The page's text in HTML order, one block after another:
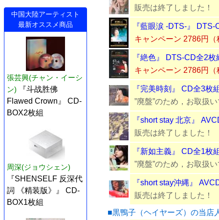
中国大陸アーティスト
最新オススメ商品
張芸興(チャン・イーシ
ン)
『斗战胜佛
Flawed Crown』 CD-
BOX2枚組
周深(ジョウシェン)
『SHENSELF 反深代
詞 《精装版》』 CD-
BOX1枚組
販売は終了しました！
『藍眼涙 -DTS-』 DTS-
キャンペーン 2786円（
『絶色』 DTS-CD全2枚
キャンペーン 2786円（
『完美時刻』 CD全3枚
”廃盤”のため，お取扱
『short stay 北京』
販売は終了しました！
『新如主義』 CD全1枚
”廃盤”のため，お取扱
『short stay沖縄』
販売は終了しました！
■黒鴨子（ヘイヤーズ）の当店